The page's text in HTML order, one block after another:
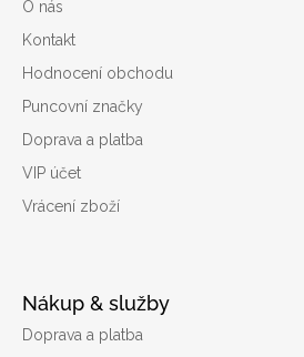
O nás
Kontakt
Hodnocení obchodu
Puncovní značky
Doprava a platba
VIP účet
Vrácení zboží
Nákup & služby
Doprava a platba